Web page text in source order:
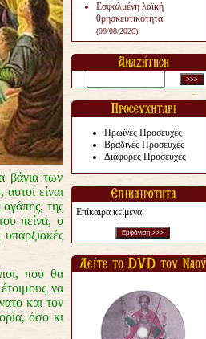
βάγια των
είναι
αγάπης, της
πείνα, ο
που θα
να
και τον
όσο κι
Εσφαλμένη λαϊκή
θρησκευτικότητα.
(08/08/2026)
Πρωϊνές Προσευχές
Βραδινές Προσευχές
Διάφορες Προσευχές
Επίκαιρα κείμενα